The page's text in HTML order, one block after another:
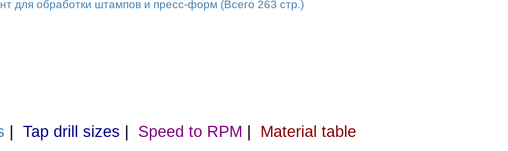
для обработки штампов и пресс-форм (Всего 263 стр.)
Tap drill sizes Speed to RPM Material table